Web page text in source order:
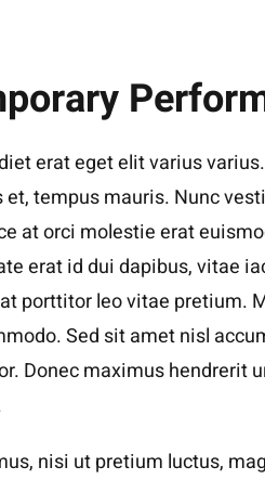
erat eget elit varius
et, tempus mauris. Nunc
at orci molestie erat
erat id dui dapibus, vitae
porttitor leo vitae pretium.
Sed sit amet nisl
Donec maximus hendrerit
nisi ut pretium luctus,